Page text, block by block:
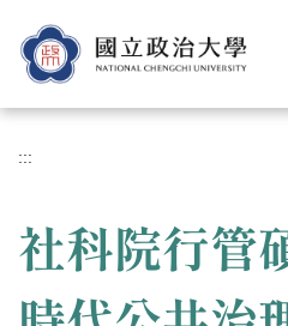
到
主
內
區
:::
社科院行管